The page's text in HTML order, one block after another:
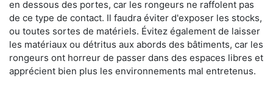
en dessous des portes, car les rongeurs ne raffolent pas
de ce type de contact. Il faudra éviter d'exposer les stocks,
ou toutes sortes de matériels. Évitez également de laisser
les matériaux ou détritus aux abords des bâtiments, car les
rongeurs ont horreur de passer dans des espaces libres et
apprécient bien plus les environnements mal entretenus.